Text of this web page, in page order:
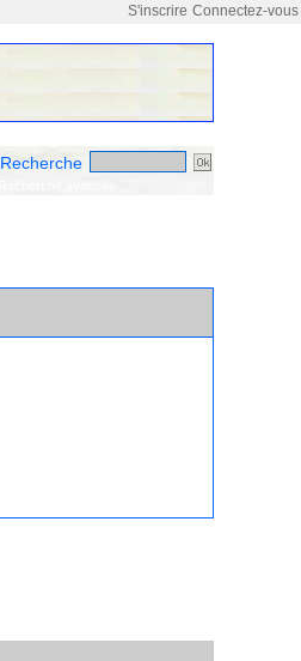
Connectez-vous
S'inscrire
Recherche